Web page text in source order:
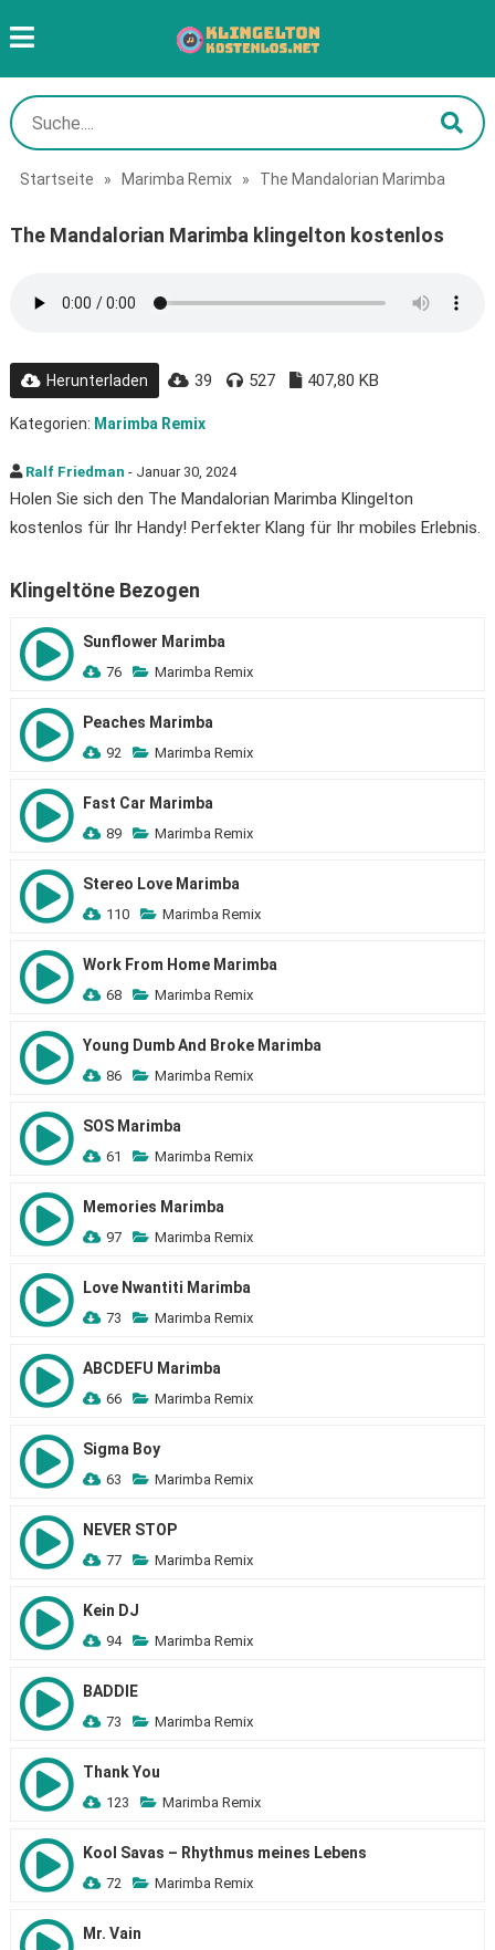
Startseite » Marimba Remix » The Mandalorian Marimba
The Mandalorian Marimba klingelton kostenlos
Herunterladen 39 527 407,80 KB
Kategorien: Marimba Remix
Ralf Friedman - Januar 30, 2024
Holen Sie sich den The Mandalorian Marimba Klingelton
kostenlos für Ihr Handy! Perfekter Klang für Ihr mobiles Erlebnis.
Klingeltöne Bezogen
Sunflower Marimba
76 Marimba Remix
Peaches Marimba
92 Marimba Remix
Fast Car Marimba
89 Marimba Remix
Stereo Love Marimba
110 Marimba Remix
Work From Home Marimba
68 Marimba Remix
Young Dumb And Broke Marimba
86 Marimba Remix
SOS Marimba
61 Marimba Remix
Memories Marimba
97 Marimba Remix
Love Nwantiti Marimba
73 Marimba Remix
ABCDEFU Marimba
66 Marimba Remix
Sigma Boy
63 Marimba Remix
NEVER STOP
77 Marimba Remix
Kein DJ
94 Marimba Remix
BADDIE
73 Marimba Remix
Thank You
123 Marimba Remix
Kool Savas – Rhythmus meines Lebens
72 Marimba Remix
Mr. Vain